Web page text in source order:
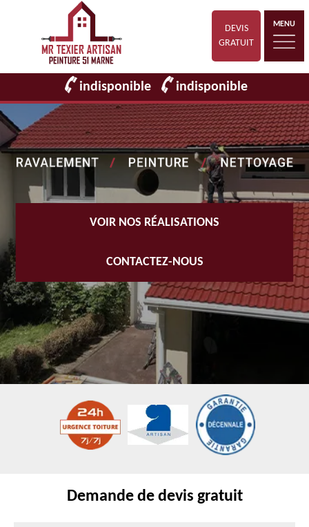
DEVIS
GRATUIT
MENU
indisponible indisponible
VOIR NOS RÉALISATIONS
CONTACTEZ-NOUS
Demande de devis gratuit